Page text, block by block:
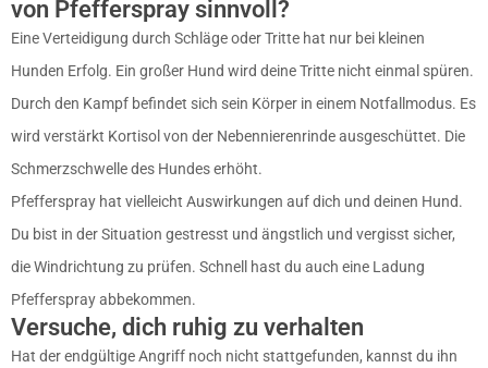
von Pfefferspray sinnvoll?
Eine Verteidigung durch Schläge oder Tritte hat nur bei kleinen
Hunden Erfolg. Ein großer Hund wird deine Tritte nicht einmal spüren.
Durch den Kampf befindet sich sein Körper in einem Notfallmodus. Es
wird verstärkt Kortisol von der Nebennierenrinde ausgeschüttet. Die
Schmerzschwelle des Hundes erhöht.
Pfefferspray hat vielleicht Auswirkungen auf dich und deinen Hund.
Du bist in der Situation gestresst und ängstlich und vergisst sicher,
die Windrichtung zu prüfen. Schnell hast du auch eine Ladung
Pfefferspray abbekommen.
Versuche, dich ruhig zu verhalten
Hat der endgültige Angriff noch nicht stattgefunden, kannst du ihn